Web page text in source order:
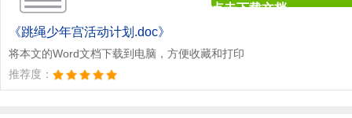
《跳绳少年宫活动计划.doc》
将本文的Word文档下载到电脑，方便收藏和打印
推荐度：
点击下载文档